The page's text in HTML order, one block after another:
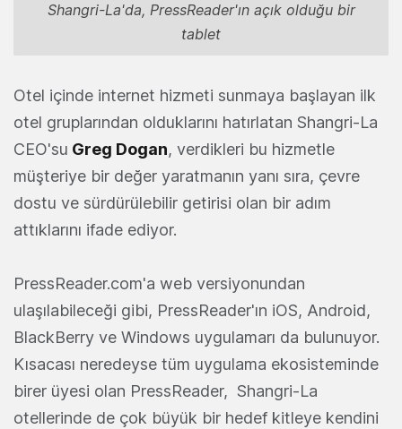
Shangri-La'da, PressReader'ın açık olduğu bir
tablet
Otel içinde internet hizmeti sunmaya başlayan ilk
otel gruplarından olduklarını hatırlatan Shangri-La
CEO'su Greg Dogan, verdikleri bu hizmetle
müşteriye bir değer yaratmanın yanı sıra, çevre
dostu ve sürdürülebilir getirisi olan bir adım
attıklarını ifade ediyor.
PressReader.com'a web versiyonundan
ulaşılabileceği gibi, PressReader'ın iOS, Android,
BlackBerry ve Windows uygulamarı da bulunuyor.
Kısacası neredeyse tüm uygulama ekosisteminde
birer üyesi olan PressReader, Shangri-La
otellerinde de çok büyük bir hedef kitleye kendini